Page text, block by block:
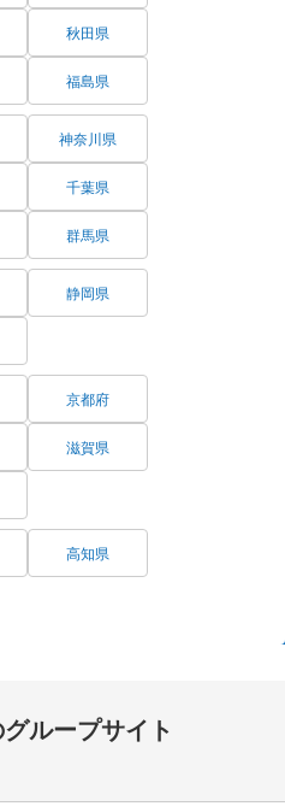
秋田県
福島県
神奈川県
千葉県
群馬県
静岡県
京都府
滋賀県
高知県
ループサイト